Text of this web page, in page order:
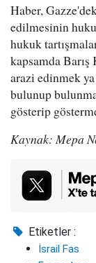
Haber,
edilmesinin
hukuk
kapsamda
arazi edinmek
bulunup
gösterip
Kaynak: Mepa
Etiketler :
İsrail Fas